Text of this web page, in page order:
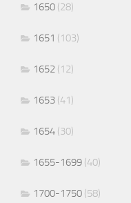
1650 (28)
1651 (103)
1652 (12)
1653 (41)
1654 (30)
1655-1699 (40)
1700-1750 (58)